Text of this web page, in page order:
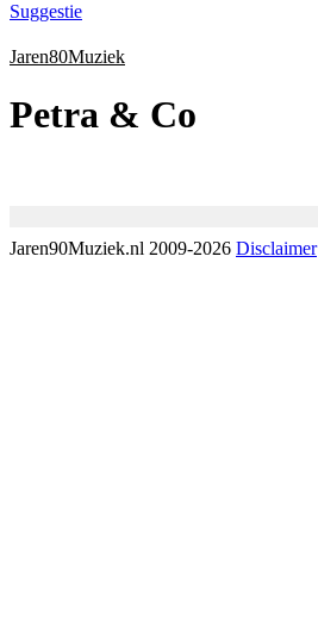
Suggestie
Jaren80Muziek
Petra & Co
Jaren90Muziek.nl 2009-2026 Disclaimer